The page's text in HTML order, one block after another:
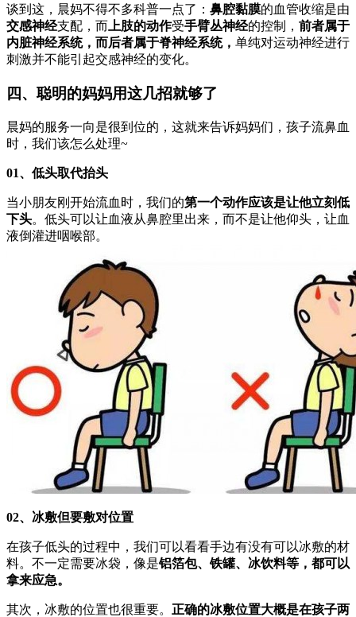
谈到这，晨妈不得不多科普一点了： 鼻腔黏膜的血管收缩是由
交感神经支配，而 上肢的动作受手臂丛神经的控制， 前者属于
内脏神经系统，而后者属于脊神经系统， 单纯对运动神经进行
刺激并不能引起交感神经的变化。
四、聪明的妈妈用这几招就够了
晨妈的服务一向是很到位的，这就来告诉妈妈们，孩子流鼻血
时，我们该怎么处理~
01、低头取代抬头
当小朋友刚开始流血时，我们的第一个动作应该是让他立刻低
下头。低头可以让血液从鼻腔里出来，而不是让他仰头，让血
液倒灌进咽喉部。
02、冰敷但要敷对位置
在孩子低头的过程中，我们可以看看手边有没有可以冰敷的材
料。不一定需要冰袋，像是铝箔包、铁罐、冰饮料等，都可以
拿来应急。
其次，冰敷的位置也很重要。 正确的冰敷位置大概是在孩子两